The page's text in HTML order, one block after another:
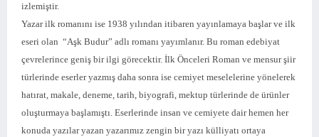
izlemiştir.
Yazar ilk romanını ise 1938 yılından itibaren yayınlamaya başlar ve ilk
eseri olan “Aşk Budur” adlı romanı yayımlanır. Bu roman edebiyat
çevrelerince geniş bir ilgi görecektir. İlk Önceleri Roman ve mensur şiir
türlerinde eserler yazmış daha sonra ise cemiyet meselelerine yönelerek
hatırat, makale, deneme, tarih, biyografi, mektup türlerinde de ürünler
oluşturmaya başlamıştı. Eserlerinde insan ve cemiyete dair hemen her
konuda yazılar yazan yazarımız zengin bir yazı külliyatı ortaya